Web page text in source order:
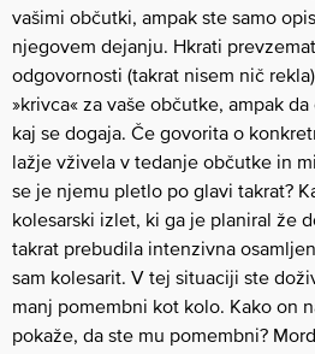
vašimi občutki, ampak ste samo
njegovem dejanju. Hkrati
odgovornosti (takrat nisem nič
»krivca« za vaše občutke, ampak
kaj se dogaja. Če govorita o
lažje vživela v tedanje občutke in
se je njemu pletlo po glavi takrat?
kolesarski izlet, ki ga je planiral že
takrat prebudila intenzivna
sam kolesarit. V tej situaciji ste
manj pomembni kot kolo. Kako on
pokaže, da ste mu pomembni?